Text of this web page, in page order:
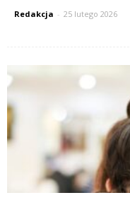
Redakcja - 25 lutego 2026